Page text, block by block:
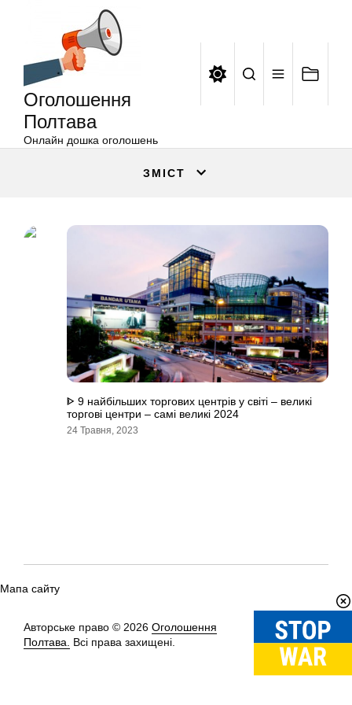
Оголошення
Полтава
Онлайн дошка оголошень
ЗМІСТ
ᐈ 9 найбільших торгових центрів у світі – великі
торгові центри – самі великі 2024
24 Травня, 2023
Мапа сайту
Авторське право © 2026 Оголошення
Полтава.
Всі права захищені.
Вгору↑